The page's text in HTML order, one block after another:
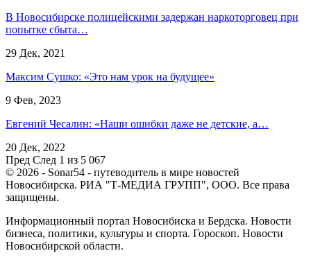
В Новосибирске полицейскими задержан наркоторговец при
попытке сбыта…
29 Дек, 2021
Максим Сушко: «Это нам урок на будущее»
9 Фев, 2023
Евгений Чесалин: «Наши ошибки даже не детские, а…
20 Дек, 2022
Пред След 1 из 5 067
© 2026 - Sonar54 - путеводитель в мире новостей
Новосибирска. РИА "Т-МЕДИА ГРУПП", ООО. Все права
защищены.
Информационный портал Новосибиска и Бердска. Новости
бизнеса, политики, культуры и спорта. Гороскоп. Новости
Новосибирской области.